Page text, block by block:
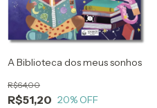
A Biblioteca dos meus sonhos
R$51,20
R$64,00
20% OFF